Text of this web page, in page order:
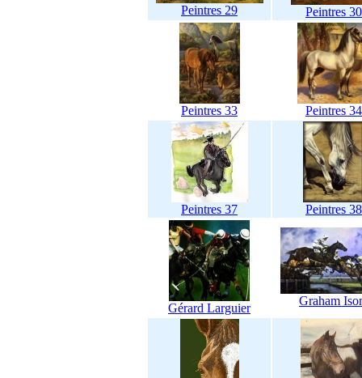
Peintres 29 Peintres 30
Peintres 33 Peintres 34
Peintres 37 Peintres 38
Gérard Larguier
Graham